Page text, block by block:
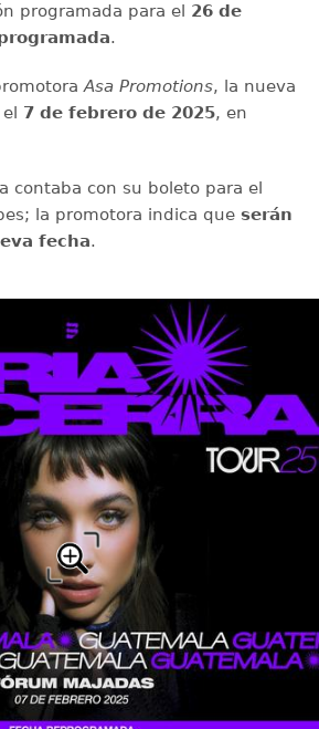
programada para el 26 de
.
Asa Promotions, la nueva
7 de febrero de 2025, en
contaba con su boleto para el
la promotora indica queserán
fecha.